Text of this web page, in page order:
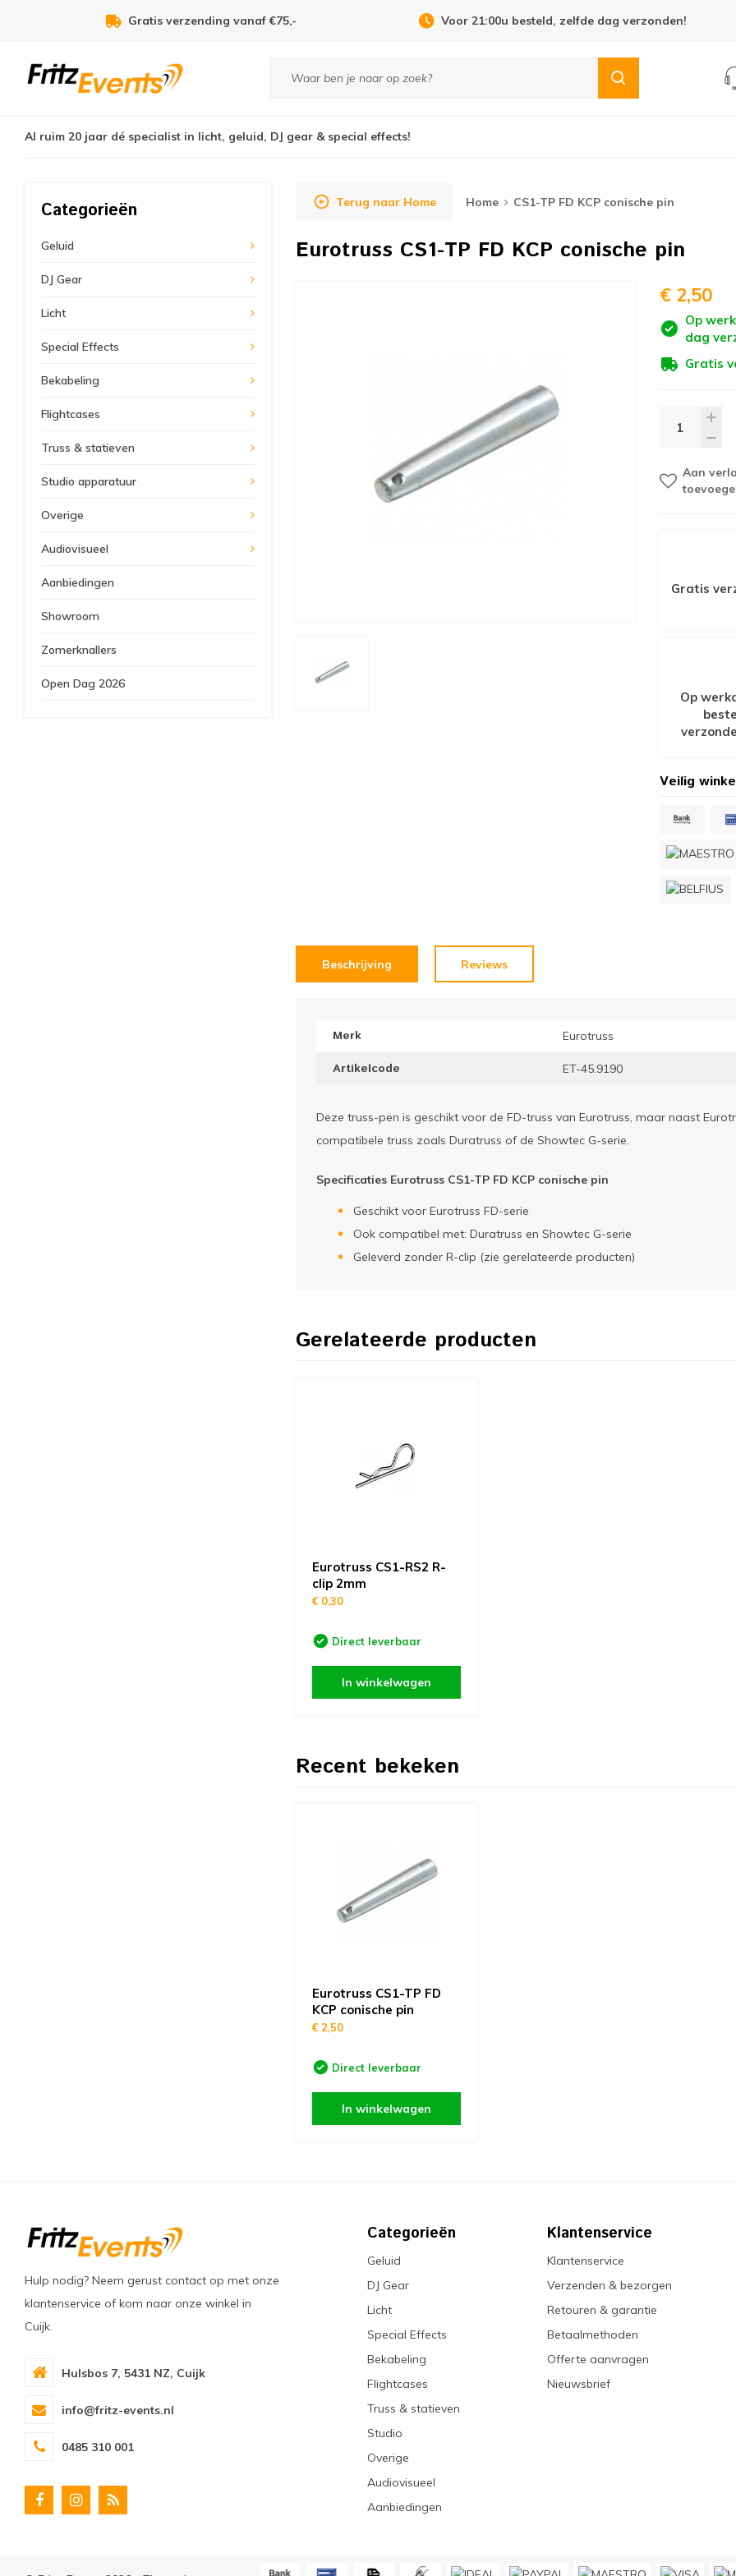
Voor 21:00u besteld, zelfde dag verzonden! Open Dag 19 september in Cuijk!
Al ruim 20 jaar dé specialist in licht, geluid, DJ gear & special effects!
Categorieën
Geluid
DJ Gear
Licht
Special Effects
Bekabeling
Flightcases
Truss & statieven
Studio apparatuur
Overige
Audiovisueel
Aanbiedingen
Showroom
Zomerknallers
Open Dag 2026
Terug naar Home Home CS1-TP FD KCP conische pin
Eurotruss CS1-TP FD KCP conische pin
€ 2,50
Op
dag
Gratis
Aan
Gratis
Op
Veilig
Beschrijving Reviews
Merk Eurotruss
Artikelcode ET-45.9190
Deze truss-pen is geschikt voor de FD-truss van Eurotruss, maar naast
compatibele truss zoals Duratruss of de Showtec G-serie.
Specificaties Eurotruss CS1-TP FD KCP conische pin
Geschikt voor Eurotruss FD-serie
Ook compatibel met: Duratruss en Showtec G-serie
Geleverd zonder R-clip (zie gerelateerde producten)
Gerelateerde producten
Eurotruss CS1-RS2 R-
clip 2mm
€ 0,30
Direct leverbaar
In winkelwagen
Recent bekeken
Eurotruss CS1-TP FD
KCP conische pin
€ 2,50
Direct leverbaar
In winkelwagen
Hulp nodig? Neem gerust contact op met onze
klantenservice of kom naar onze winkel in
Cuijk.
Hulsbos 7, 5431 NZ, Cuijk
info@fritz-events.nl
0485 310 001
Categorieën
Geluid
DJ Gear
Licht
Special Effects
Bekabeling
Flightcases
Truss & statieven
Studio
Overige
Audiovisueel
Aanbiedingen
Klantenservice
Klantenservice
Verzenden & bezorgen
Retouren & garantie
Betaalmethoden
Offerte aanvragen
Nieuwsbrief